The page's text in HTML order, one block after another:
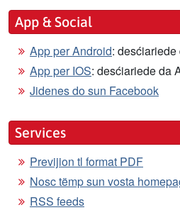
App & Social
App per Android:
App per IOS: desćiariede da
Jidenes do sun Facebook
Services
Previjion tl format PDF
Nosc tëmp sun vosta
RSS feeds